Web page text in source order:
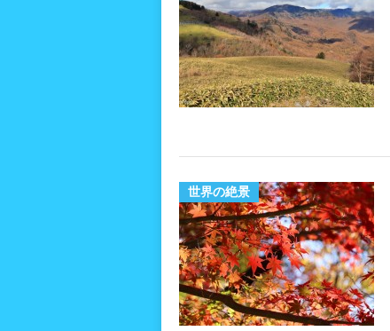
世界の絶景